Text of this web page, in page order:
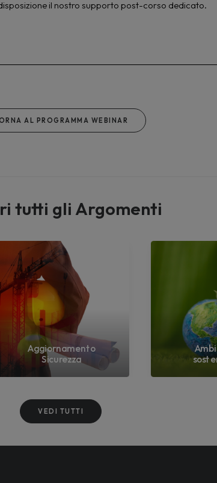
il nostro supporto post-corso dedicato.
AL PROGRAMMA WEBINAR
tutti gli Argomenti
Aggiornamento
Sicurezza
VEDI TUTTI